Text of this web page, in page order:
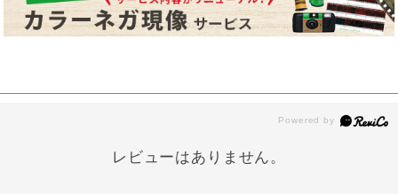
レビューはありません。